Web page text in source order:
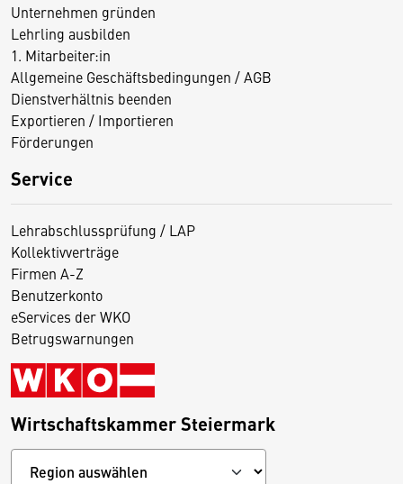
Unternehmen gründen
Lehrling ausbilden
1. Mitarbeiter:in
Allgemeine Geschäftsbedingungen / AGB
Dienstverhältnis beenden
Exportieren / Importieren
Förderungen
Service
Lehrabschlussprüfung / LAP
Kollektivverträge
Firmen A-Z
Benutzerkonto
eServices der WKO
Betrugswarnungen
Wirtschaftskammer Steiermark